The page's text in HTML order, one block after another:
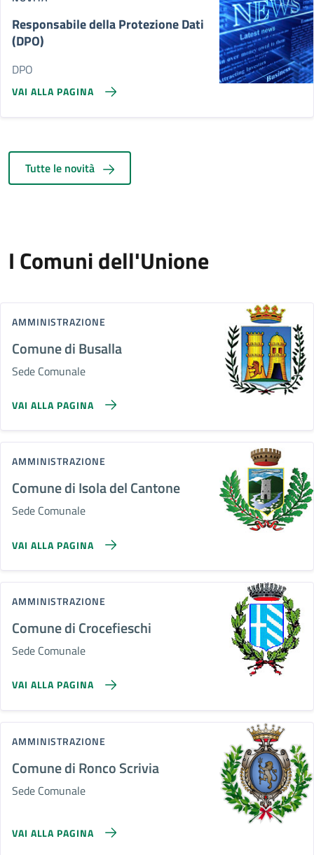
Responsabile della Protezione Dati
(DPO)
DPO
VAI ALLA PAGINA
Tutte le novità
I Comuni dell'Unione
AMMINISTRAZIONE
Comune di Busalla
Sede Comunale
VAI ALLA PAGINA
AMMINISTRAZIONE
Comune di Isola del Cantone
Sede Comunale
VAI ALLA PAGINA
AMMINISTRAZIONE
Comune di Crocefieschi
Sede Comunale
VAI ALLA PAGINA
AMMINISTRAZIONE
Comune di Ronco Scrivia
Sede Comunale
VAI ALLA PAGINA